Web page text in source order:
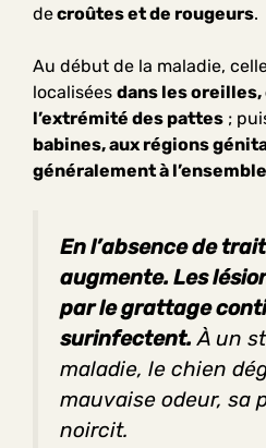
decroûtes et de rougeurs.
Au début de la maladie,
localisées dans les
l’extrémité des pattes ;
babines, aux régions
généralement à
En l’absence de
augmente. Les
par le grattage
surinfectent. À un
maladie, le chien
mauvaise odeur, sa
noircit.